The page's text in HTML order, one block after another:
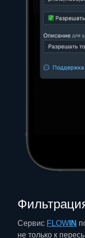
Сервис FLOW IN
не только к